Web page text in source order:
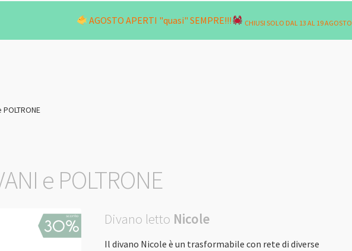
AGOSTO APERTI "quasi" SEMPRE!!! CHIUSI SOLO DAL 13 AL 19 AGOSTO
e POLTRONE
Divano letto Nicole
Il divano Nicole è un trasformabile con rete di diverse